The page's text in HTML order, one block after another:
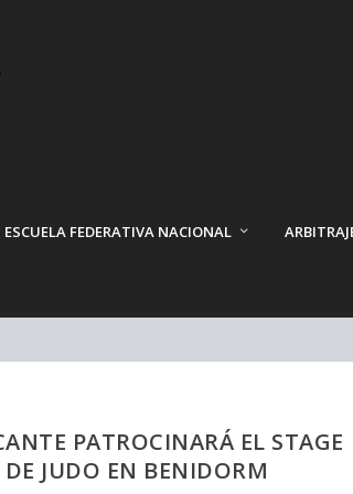
ESCUELA FEDERATIVA NACIONAL
PATROCINARÁ EL STAGE
JUDO EN BENIDORM